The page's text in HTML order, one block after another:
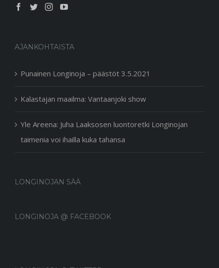
AJANKOHTAISTA
Punainen Longinoja – päästöt 3.5.2021
Kalastajan maailma: Vantaanjoki show
Yle Areena: Juha Laaksosen luontoretki Longinojan
taimenia voi ihailla kuka tahansa
LONGINOJAN SÄÄ
LONGINOJA @ FACEBOOK